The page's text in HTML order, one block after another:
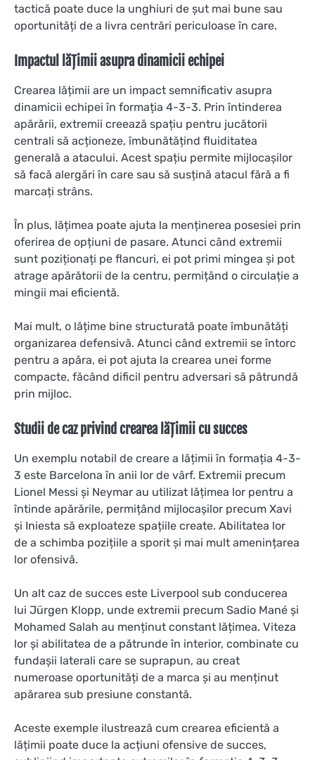
tactică poate duce la unghiuri de șut mai bune sau
oportunități de a livra centrări periculoase în care.
Impactul lățimii asupra dinamicii echipei
Crearea lățimii are un impact semnificativ asupra
dinamicii echipei în formația 4-3-3. Prin întinderea
apărării, extremii creează spațiu pentru jucătorii
centrali să acționeze, îmbunătățind fluiditatea
generală a atacului. Acest spațiu permite mijlocașilor
să facă alergări în care sau să susțină atacul fără a fi
marcați strâns.
În plus, lățimea poate ajuta la menținerea posesiei prin
oferirea de opțiuni de pasare. Atunci când extremii
sunt poziționați pe flancuri, ei pot primi mingea și pot
atrage apărătorii de la centru, permițând o circulație a
mingii mai eficientă.
Mai mult, o lățime bine structurată poate îmbunătăți
organizarea defensivă. Atunci când extremii se întorc
pentru a apăra, ei pot ajuta la crearea unei forme
compacte, făcând dificil pentru adversari să pătrundă
prin mijloc.
Studii de caz privind crearea lățimii cu succes
Un exemplu notabil de creare a lățimii în formația 4-3-
3 este Barcelona în anii lor de vârf. Extremii precum
Lionel Messi și Neymar au utilizat lățimea lor pentru a
întinde apărările, permițând mijlocașilor precum Xavi
și Iniesta să exploateze spațiile create. Abilitatea lor
de a schimba pozițiile a sporit și mai mult amenințarea
lor ofensivă.
Un alt caz de succes este Liverpool sub conducerea
lui Jürgen Klopp, unde extremii precum Sadio Mané și
Mohamed Salah au menținut constant lățimea. Viteza
lor și abilitatea de a pătrunde în interior, combinate cu
fundașii laterali care se suprapun, au creat
numeroase oportunități de a marca și au menținut
apărarea sub presiune constantă.
Aceste exemple ilustrează cum crearea eficientă a
lățimii poate duce la acțiuni ofensive de succes,